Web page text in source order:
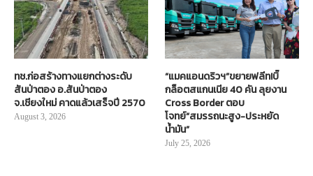
ทช.ก่อสร้างทางแยกต่างระดับ
สันป่าตอง อ.สันป่าตอง
จ.เชียงใหม่ คาดแล้วเสร็จปี 2570
August 3, 2026
“แมคแอนดริวฯ”ขยายฟลีท!บิ๊
กล็อตสแกนเนีย 40 คัน ลุยงาน
Cross Border ตอบ
โจทย์“สมรรถนะสูง-ประหยัด
น้ำมัน”
July 25, 2026